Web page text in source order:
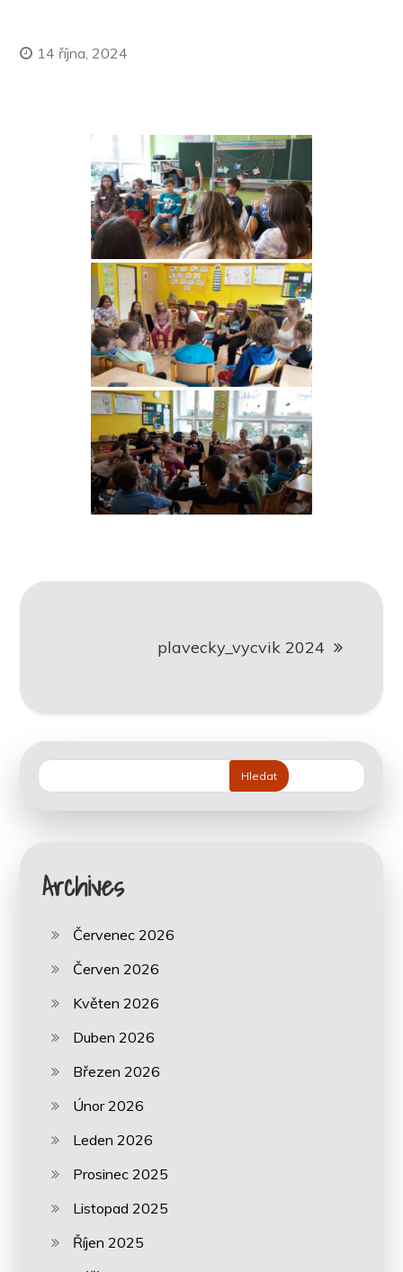
14 října, 2024
příspěvek
plavecky_vycvik 2024
Hledat
Archives
Červenec 2026
Červen 2026
Květen 2026
Duben 2026
Březen 2026
Únor 2026
Leden 2026
Prosinec 2025
Listopad 2025
Říjen 2025